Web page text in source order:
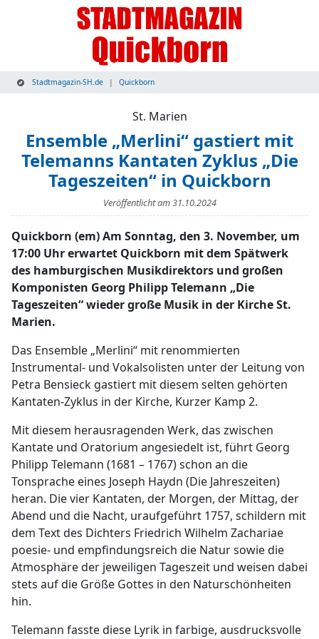
Stadtmagazin-SH.de Quickborn
St. Marien
Ensemble „Merlini“ gastiert mit
Telemanns Kantaten Zyklus „Die
Tageszeiten“ in Quickborn
Veröffentlicht am31.10.2024
Quickborn (em) Am Sonntag, den 3. November, um
17:00 Uhr erwartet Quickborn mit dem Spätwerk
des hamburgischen Musikdirektors und großen
Komponisten Georg Philipp Telemann „Die
Tageszeiten“ wieder große Musik in der Kirche St.
Marien.
Das Ensemble „Merlini“ mit renommierten
Instrumental- und Vokalsolisten unter der Leitung von
Petra Bensieck gastiert mit diesem selten gehörten
Kantaten-Zyklus in der Kirche, Kurzer Kamp 2.
Mit diesem herausragenden Werk, das zwischen
Kantate und Oratorium angesiedelt ist, führt Georg
Philipp Telemann (1681 – 1767) schon an die
Tonsprache eines Joseph Haydn (Die Jahreszeiten)
heran. Die vier Kantaten, der Morgen, der Mittag, der
Abend und die Nacht, uraufgeführt 1757, schildern mit
dem Text des Dichters Friedrich Wilhelm Zachariae
poesie- und empfindungsreich die Natur sowie die
Atmosphäre der jeweiligen Tageszeit und weisen dabei
stets auf die Größe Gottes in den Naturschönheiten
hin.
Telemann fasste diese Lyrik in farbige, ausdrucksvolle